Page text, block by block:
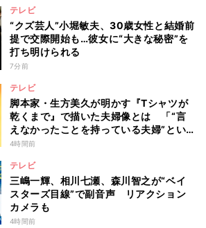
テレビ
“クズ芸人”小堀敏夫、30歳女性と結婚前
提で交際開始も…彼女に“大きな秘密”を
打ち明けられる
7分前
テレビ
脚本家・生方美久が明かす『Tシャツが
乾くまで』で描いた夫婦像とは 「“言
えなかったことを持っている夫婦”とい
うのは面白いかも」
4時間前
テレビ
三嶋一輝、相川七瀬、森川智之が“ベイ
スターズ目線”で副音声 リアクション
カメラも
4時間前